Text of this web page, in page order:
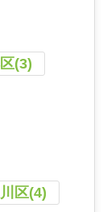
(3)
区(4)